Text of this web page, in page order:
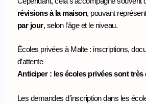
révisions à la maison, pouvant
par jour, selon l’âge et le niveau.
Écoles privées à Malte : inscriptions,
d’attente
Anticiper : les écoles privées sont très
Les demandes d’inscription dans les